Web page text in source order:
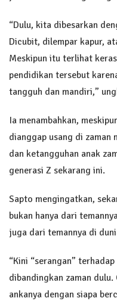
“Dulu, kita dibesarkan
Dicubit, dilempar kapur,
Meskipun itu terlihat
pendidikan tersebut
tangguh dan mandiri,”
Ia menambahkan,
dianggap usang di
dan ketangguhan anak
generasi Z sekarang ini.
Sapto mengingatkan,
bukan hanya dari
juga dari temannya di
“Kini “serangan”
dibandingkan zaman
ankanya dengan siapa